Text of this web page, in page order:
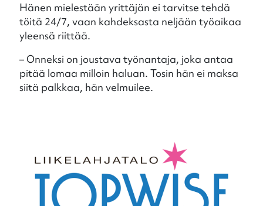
Hänen mielestään yrittäjän ei tarvitse tehdä
töitä 24/7, vaan kahdeksasta neljään työaikaa
yleensä riittää.
– Onneksi on joustava työnantaja, joka antaa
pitää lomaa milloin haluan. Tosin hän ei maksa
siitä palkkaa, hän velmuilee.